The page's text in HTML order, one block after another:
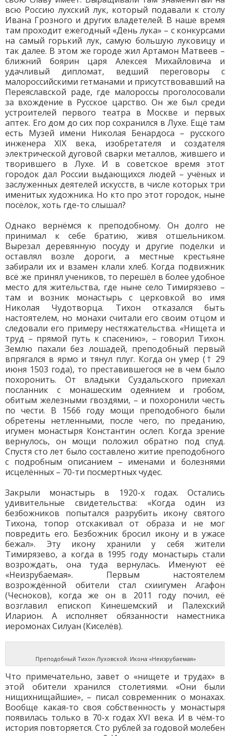
всю Россию лухский лук, который подавали к столу
Ивана Грозного и других владетелей. В наше время
там проходит ежегодный «День лука» – с конкурсами
на самый горький лук, самую большую луковицу и
так далее. В этом же городе жил Артамон Матвеев –
ближний боярин царя Алексея Михайловича и
удачливый дипломат, ведший переговоры с
малороссийскими гетманами и присутствовавший на
Переяславской раде, где малороссы проголосовали
за вхождение в Русское царство. Он же был среди
устроителей первого театра в Москве и первых
аптек. Его дом до сих пор сохранился в Лухе. Ещё там
есть Музей имени Николая Бенардоса – русского
инженера XIX века, изобретателя и создателя
электрической дуговой сварки металлов, жившего и
творившего в Лухе. И в советское время этот
городок дал России выдающихся людей – учёных и
заслуженных деятелей искусств, в числе которых три
именитых художника. Но кто про этот городок, ныне
посёлок, хоть где-то слышал?
Однако вернёмся к преподобному. Он долго не
принимал к себе братию, живя отшельником.
Вырезал деревянную посуду и другие поделки и
оставлял возле дороги, а местные крестьяне
забирали их и взамен клали хлеб. Когда подвижник
всё же принял учеников, то перешёл в более удобное
место для жительства, где ныне село Тимирязево –
там и возник монастырь с церковкой во имя
Николая Чудотворца. Тихон отказался быть
настоятелем, но монахи считали его своим отцом и
следовали его примеру нестяжательства. «Нищета и
труд – прямой путь к спасению», – говорил Тихон.
Землю пахали без лошадей, преподобный первый
впрягался в ярмо и тянул плуг. Когда он умер († 29
июня 1503 года), то преставившегося не в чем было
похоронить. От владыки Суздальского приехал
посланник с монашеским одеянием и гробом,
обитым железными гвоздями, – и похоронили честь
по чести. В 1566 году мощи преподобного были
обретены нетленными, после чего, по преданию,
игумен монастыря Константин ослеп. Когда зрение
вернулось, он мощи положил обратно под спуд.
Спустя сто лет было составлено житие преподобного
с подробным описанием – именами и болезнями
исцелённых – 70-ти посмертных чудес.
Закрыли монастырь в 1920-х годах. Остались
удивительные свидетельства: «Когда один из
безбожников попытался разрубить икону святого
Тихона, топор отскакивал от образа и не мог
повредить его. Безбожник бросил икону и в ужасе
бежал». Эту икону хранили у себя жители
Тимирязево, а когда в 1995 году монастырь стали
возрождать, она туда вернулась. Именуют её
«Неизрубаемая». Первым настоятелем
возрождённой обители стал схиигумен Агафон
(Чесноков), когда же он в 2011 году почил, её
возглавил епископ Кинешемский и Палехский
Иларион. А исполняет обязанности наместника
иеромонах Силуан (Киселёв).
Преподобный Тихон Луховской. Икона «Неизрубаемая»
Что примечательно, завет о «нищете и трудах» в
этой обители хранился столетиями. «Они были
нищихнищайшие», – писал современник о монахах.
Вообще какая-то своя собственность у монастыря
появилась только в 70-х годах XVI века. И в чём-то
история повторяется. Сто рублей за годовой молебен